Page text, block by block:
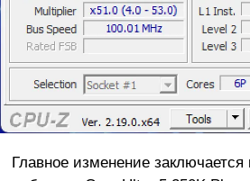
Главное изменение